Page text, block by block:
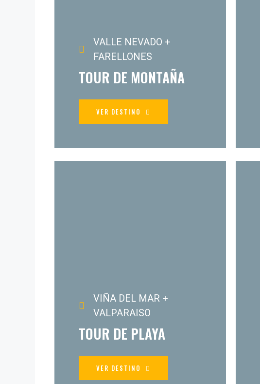
VALLE NEVADO +
FARELLONES
TOUR DE MONTAÑA
VER DESTINO
VIÑA DEL MAR +
VALPARAISO
TOUR DE PLAYA
VER DESTINO